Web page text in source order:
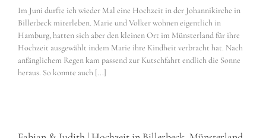
Im Juni durfte ich wieder Mal eine Hochzeit in der Johannikirche in
Billerbeck miterleben. Marie und Volker wohnen eigentlich in
Hamburg, hatten sich aber den kleinen Ort im Münsterland für ihre
Hochzeit ausgewählt indem Marie ihre Kindheit verbracht hat. Nach
anfänglichem Regen kam passend zur Kutschfahrt endlich die Sonne
heraus. So konnte auch [...]